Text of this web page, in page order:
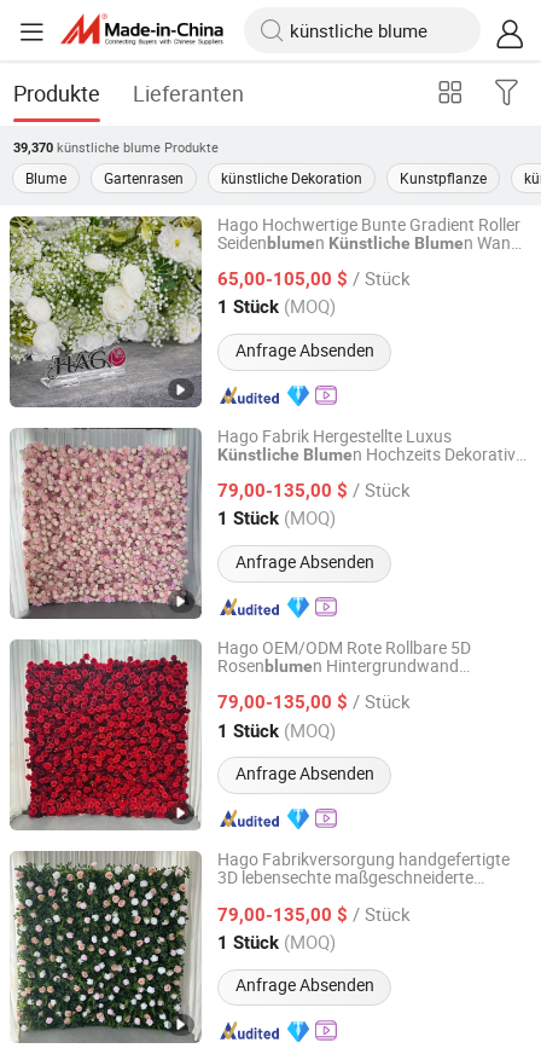
Produkte Lieferanten
39,370 künstliche blume Produkte
Blume Gartenrasen künstliche Dekoration Kunstpflanze
Hago Hochwertige Bunte Gradient Roller
Seidenblumen Künstliche Blumen Wand
65,00-105,00 $ / Stück
1 Stück (MOQ)
Anfrage Absenden
Hangzhou Hago Enterprise Development Co., Ltd.
Zhejiang, China Seit 2026
Hago Fabrik Hergestellte Luxus
Künstliche Blumen Hochzeits Dekorative
79,00-135,00 $ / Stück
1 Stück (MOQ)
Anfrage Absenden
Hangzhou Hago Enterprise Development Co., Ltd.
Zhejiang, China Seit 2026
Hago OEM/ODM Rote Rollbare 5D
Rosenblumen Hintergrundwand
Außenhochzeitsdekoration
79,00-135,00 $ / Stück
1 Stück (MOQ)
Anfrage Absenden
Hangzhou Hago Enterprise Development Co., Ltd.
Zhejiang, China Seit 2026
Hago Fabrikversorgung handgefertigte
3D lebensechte maßgeschneiderte
Hochzeitsveranstaltungen
79,00-135,00 $ / Stück
1 Stück (MOQ)
Anfrage Absenden
Hangzhou Hago Enterprise Development Co., Ltd.
Zhejiang, China Seit 2026